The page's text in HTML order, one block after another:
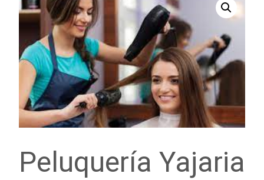
Peluquería Yajaria